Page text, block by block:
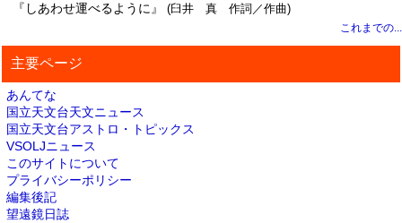
『しあわせ運べるように』 (臼井 真 作詞／作曲)
これまでの...
主要ページ
あんてな
国立天文台天文ニュース
国立天文台アストロ・トピックス
VSOLJニュース
このサイトについて
プライバシーポリシー
編集後記
望遠鏡日誌